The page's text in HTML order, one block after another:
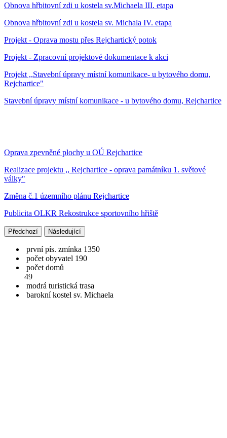
Obnova hřbitovní zdi u kostela sv.Michaela III. etapa
Obnova hřbitovní zdi u kostela sv. Michala IV. etapa
Projekt - Oprava mostu přes Rejchartický potok
Projekt - Zpracovní projektové dokumentace k akci
Projekt ,,Stavební úpravy místní komunikace- u bytového domu,
Rejchartice"
Stavební úpravy místní komunikace - u bytového domu, Rejchartice
Oprava zpevněné plochy u OÚ Rejchartice
Realizace projektu ,, Rejchartice - oprava památníku 1. světové
války"
Změna č.1 územního plánu Rejchartice
Publicita OLKR Rekostrukce sportovního hřiště
Předchozí Následující
první pís. zmínka 1350
počet obyvatel 190
počet domů
49
modrá turistická trasa
barokní kostel sv. Michaela